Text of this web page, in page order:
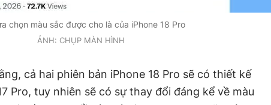
chọn màu sắc được cho là của iPhone 18 Pro
ẢNH: CHỤP MÀN HÌNH
cả hai phiên bản iPhone 18 Pro sẽ có thiết kế
Pro, tuy nhiên sẽ có sự thay đổi đáng kể về màu